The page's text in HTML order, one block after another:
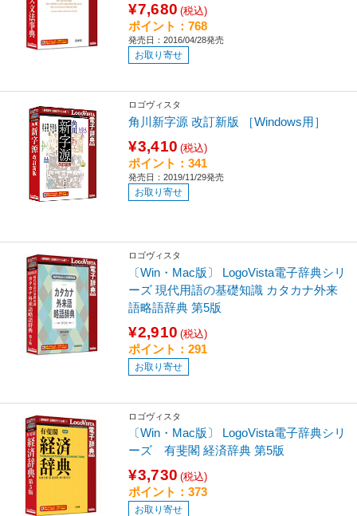
¥7,680 (税込)
ポイント：768
発売日：2016/04/28発売
お取り寄せ
ロゴヴィスタ
角川新字源 改訂新版 ［Windows用］
¥3,410 (税込)
ポイント：341
発売日：2019/11/29発売
お取り寄せ
ロゴヴィスタ
〔Win・Mac版〕 LogoVista電子辞典シリ
ーズ 現代用語の基礎知識 カタカナ外来
語略語辞典 第5版
¥2,910 (税込)
ポイント：291
お取り寄せ
ロゴヴィスタ
〔Win・Mac版〕 LogoVista電子辞典シリ
ーズ 有斐閣 経済辞典 第5版
¥3,730 (税込)
ポイント：373
お取り寄せ